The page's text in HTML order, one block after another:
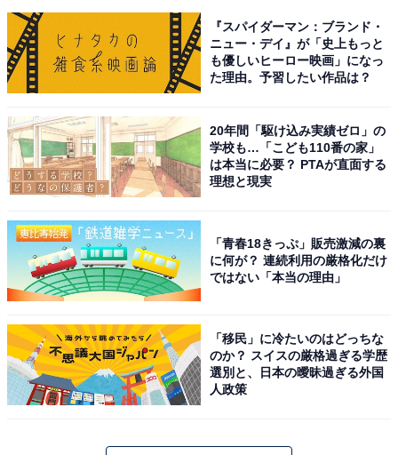
『スパイダーマン：ブランド・
ニュー・デイ』が「史上もっと
も優しいヒーロー映画」になっ
た理由。予習したい作品は？
20年間「駆け込み実績ゼロ」の
学校も…「こども110番の家」
は本当に必要？ PTAが直面する
理想と現実
「青春18きっぷ」販売激減の裏
に何が？ 連続利用の厳格化だけ
ではない「本当の理由」
「移民」に冷たいのはどっちな
のか？ スイスの厳格過ぎる学歴
選別と、日本の曖昧過ぎる外国
人政策